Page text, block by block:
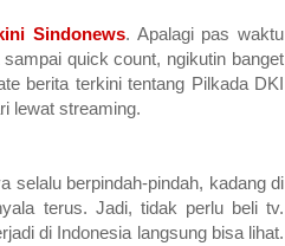
Sindonews. Apalagi pas waktu
quick count, ngikutin banget
berita terkini tentang Pilkada DKI
lewat streaming.
selalu berpindah-pindah, kadang di
terus. Jadi, tidak perlu beli tv.
di Indonesia langsung bisa lihat.